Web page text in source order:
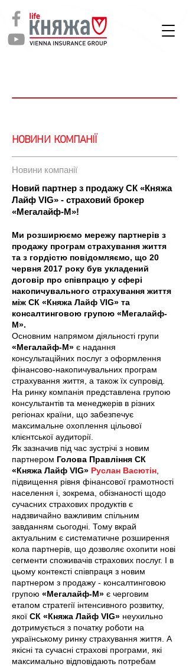
НОВИНИ КОМПАНІЇ
Новини компанії
Новий партнер з продажу СК «Княжа
Лайф VIG» - страховий брокер
«Мегалайф-М»!
Ми розширюємо мережу партнерів з
продажу програм страхування життя
та з гордістю повідомляємо, що 20
червня 2017 року був укладений
договір про співпрацю у сфері
накопичувального страхування життя
між СК «Княжа Лайф VIG» та
консалтинговою групою «Мегалайф-
М».
Основним напрямом діяльності групи
«Мегалайф-М» є надання
консультаційних послуг з оформлення
фінансово-накопичувальних програм
страхування життя, а також їх супровід.
На ринку компанія представлена групою
консультантів та менеджерів в різних
регіонах країни, що забезпечує
максимальне охоплення цільової
клієнтської аудиторії.
Як зазначив під час зустрічі з новим
партнером Голова Правління СК
«Княжа Лайф VIG» Руслан Васютін
підвищення рівня фінансової грамотності
населення і, зокрема, обізнаності щодо
сучасних страхових продуктів є
надзвичайно важливим спільним
завданням сьогодні. Тому вкрай
актуальним є систематичне розширення
кола партнерів, що дозволяє охопити нові
сегменти споживачів страхових послуг. І в
цьому контексті співпраця з новим
партнером з продажу - консалтинговою
групою «Мегалайф-М» є черговим
етапом стратегії інтенсивного розвитку,
якої СК «Княжа Лайф VIG» неухильно
дотримується з початку роботи на
українському ринку страхування життя. А
якісні та сучасні страхові програми, які
максимально відповідають потребам